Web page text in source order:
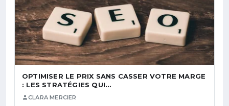
OPTIMISER LE PRIX SANS CASSER VOTRE MARGE
: LES STRATÉGIES QUI…
CLARA MERCIER